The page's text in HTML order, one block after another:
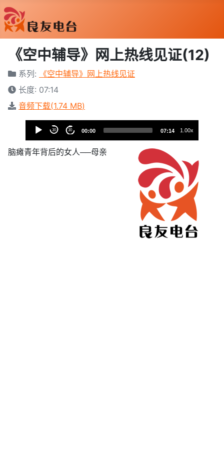
《空中辅导》网上热线见证(12)
系列:
《空中辅导》网上热线见证
长度: 07:14
音频下载(1.74 MB)
樂
播
30 30 00:00 07:14 1.00x
脑瘫青年背后的女人──母亲